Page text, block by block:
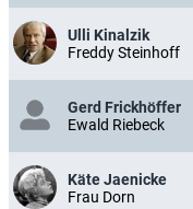
Ulli Kinalzik
Freddy Steinhoff
Gerd Frickhöffer
Ewald Riebeck
Käte Jaenicke
Frau Dorn